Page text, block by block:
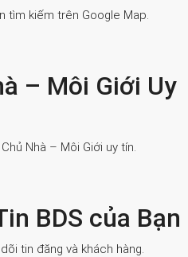
tìm kiếm trên Google Map.
– Môi Giới Uy
Nhà – Môi Giới uy tín.
BDS của Bạn
tin đăng và khách hàng.